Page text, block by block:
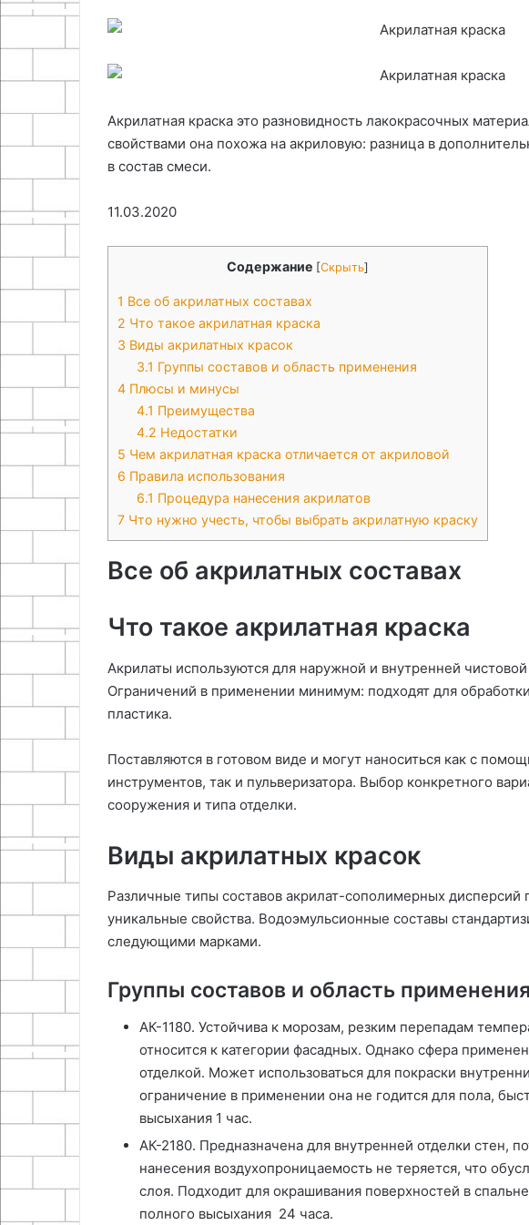
Акрилатная краска это разновидность лакокрасочных
свойствами она похожа на акриловую: разница в
в состав смеси.
11.03.2020
Содержание [Скрыть]
1 Все об акрилатных составах
2 Что такое акрилатная краска
3 Виды акрилатных красок
3.1 Группы составов и область применения
4 Плюсы и минусы
4.1 Преимущества
4.2 Недостатки
5 Чем акрилатная краска отличается от акриловой
6 Правила использования
6.1 Процедура нанесения акрилатов
7 Что нужно учесть, чтобы выбрать акрилатную краску
Все об акрилатных составах
Что такое акрилатная краска
Акрилаты используются для наружной и внутренней
Ограничений в применении минимум: подходят для
пластика.
Поставляются в готовом виде и могут наноситься как с
инструментов, так и пульверизатора. Выбор конкретного
сооружения и типа отделки.
Виды акрилатных красок
Различные типы составов акрилат-сополимерных дисперсий
уникальные свойства. Водоэмульсионные составы
следующими марками.
Группы составов и область применения
АК-1180. Устойчива к морозам, резким перепадам
относится к категории фасадных. Однако сфера
отделкой. Может использоваться для покраски
ограничение в применении она не годится для пола,
высыхания 1 час.
АК-2180. Предназначена для внутренней отделки стен,
нанесения воздухопроницаемость не теряется, что
слоя. Подходит для окрашивания поверхностей в
полного высыхания 24 часа.
Инструменты и ткани для
создания уютного текстиля
Как сделать самодельный
компрессора своими руками